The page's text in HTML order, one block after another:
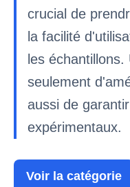
crucial de
la facilité
les
seulement
aussi de
expérimentaux.
Voir la catégorie